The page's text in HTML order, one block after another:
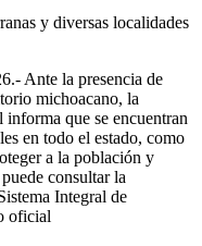
y diversas localidades
Ante la presencia de
michoacano, la
que se encuentran
en todo el estado, como
a la población y
consultar la
Integral de
oficial